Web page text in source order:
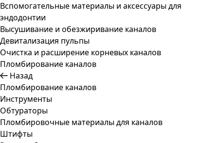
Вспомогательные материалы и аксессуары для
эндодонтии
Высушивание и обезжиривание каналов
Девитализация пульпы
Очистка и расширение корневых каналов
Пломбирование каналов
Назад
Пломбирование каналов
Инструменты
Обтураторы
Пломбировочные материалы для каналов
Штифты